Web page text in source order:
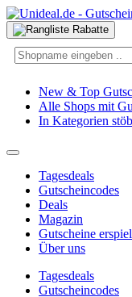
New & Top
Alle Shops mit
In Kategorien
Tagesdeals
Gutscheincodes
Deals
Magazin
Gutscheine
Über uns
Tagesdeals
Gutscheincodes